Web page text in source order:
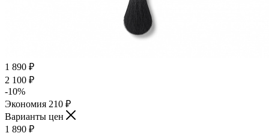
1 890 ₽
2 100 ₽
-10%
Экономия 210 ₽
Варианты цен
1 890 ₽